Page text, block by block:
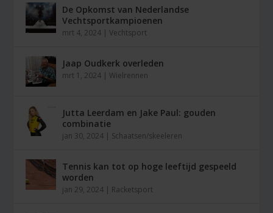
De Opkomst van Nederlandse
Vechtsportkampioenen
mrt 4, 2024 |Vechtsport
Jaap Oudkerk overleden
mrt 1, 2024 | Wielrennen
Jutta Leerdam en Jake Paul: gouden
combinatie
jan 30, 2024 | Schaatsen/skeeleren
Tennis kan tot op hoge leeftijd gespeeld
worden
jan 29, 2024 | Racketsport